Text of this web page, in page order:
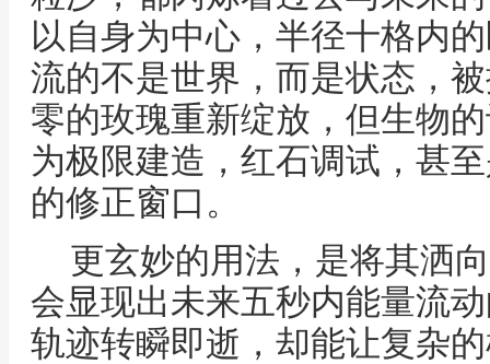
以自身为中心，半径十格内
流的不是世界，而是状态，
零的玫瑰重新绽放，但生物
为极限建造，红石调试，甚
的修正窗口。
更玄妙的用法，是将其洒
会显现出未来五秒内能量流
轨迹转瞬即逝，却能让复杂